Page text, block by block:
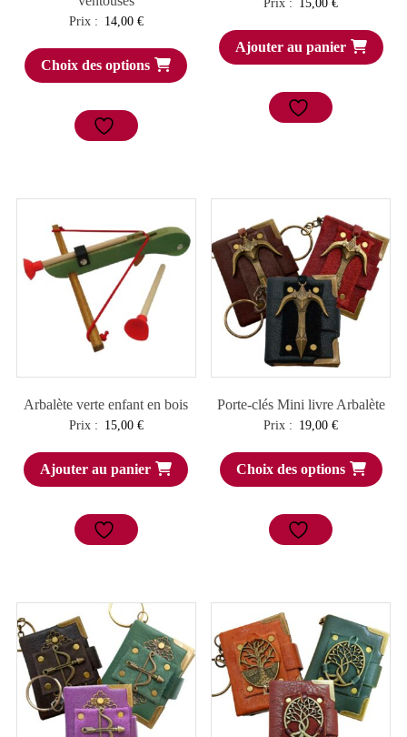
Prix : 14,00 €
Choix des options
Prix : 15,00€
Ajouter au panier
Arbalète verte enfant en bois
Prix : 15,00 €
Ajouter au panier
Porte-clés Mini livre Arbalète
Prix : 19,00€
Choix des options